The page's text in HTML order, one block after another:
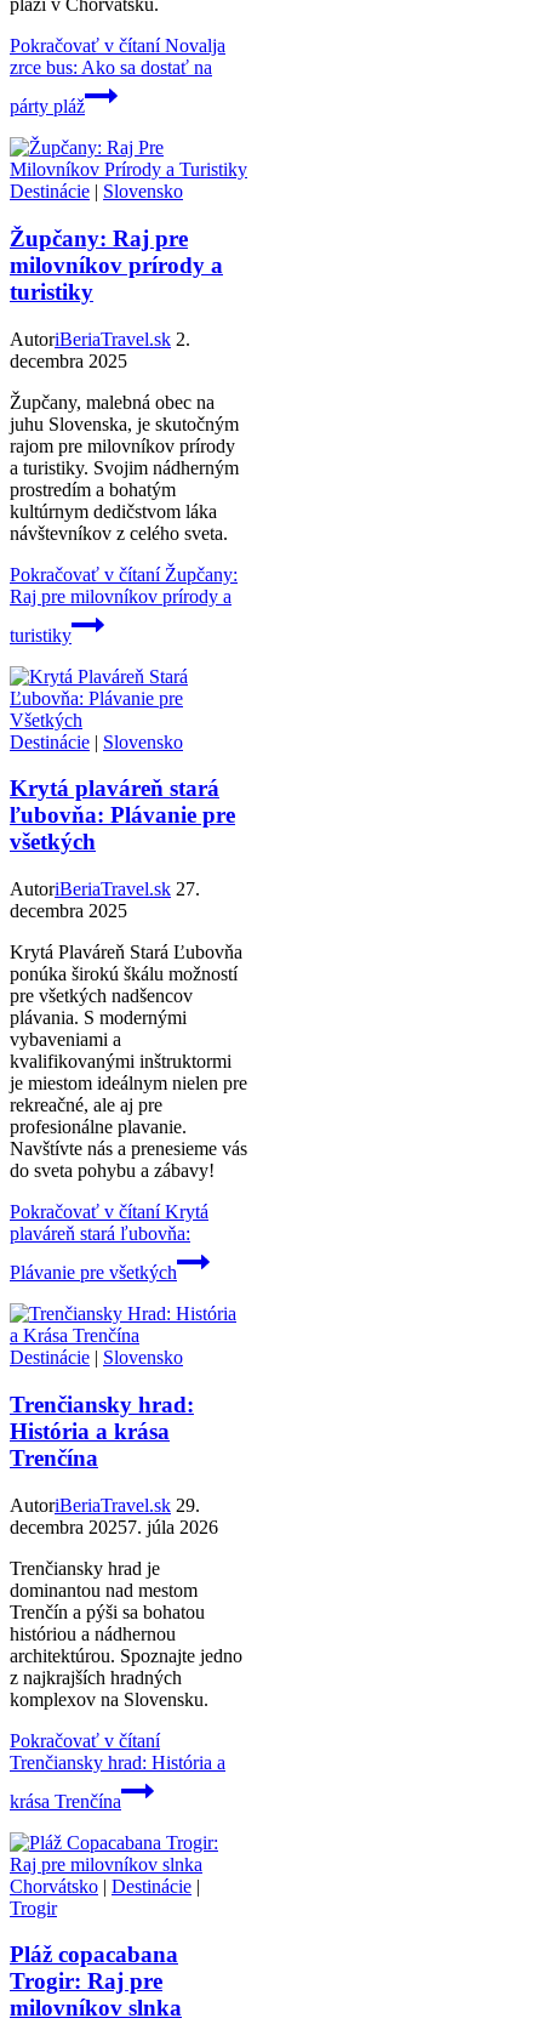
pláží v Chorvátsku.
Pokračovať v čítaníNovalja
zrce bus: Ako sa dostať na
párty pláž
Destinácie | Slovensko
Župčany: Raj pre
milovníkov prírody a
turistiky
AutoriBeriaTravel.sk 2.
decembra 2025
Župčany, malebná obec na
juhu Slovenska, je skutočným
rajom pre milovníkov prírody
a turistiky. Svojim nádherným
prostredím a bohatým
kultúrnym dedičstvom láka
návštevníkov z celého sveta.
Pokračovať v čítaníŽupčany:
Raj pre milovníkov prírody a
turistiky
Destinácie | Slovensko
Krytá plaváreň stará
ľubovňa: Plávanie pre
všetkých
AutoriBeriaTravel.sk 27.
decembra 2025
Krytá Plaváreň Stará Ľubovňa
ponúka širokú škálu možností
pre všetkých nadšencov
plávania. S modernými
vybaveniami a
kvalifikovanými inštruktormi
je miestom ideálnym nielen pre
rekreačné, ale aj pre
profesionálne plavanie.
Navštívte nás a prenesieme vás
do sveta pohybu a zábavy!
Pokračovať v čítaníKrytá
plaváreň stará ľubovňa:
Plávanie pre všetkých
Destinácie | Slovensko
Trenčiansky hrad:
História a krása
Trenčína
AutoriBeriaTravel.sk 29.
decembra 20257. júla 2026
Trenčiansky hrad je
dominantou nad mestom
Trenčín a pýši sa bohatou
históriou a nádhernou
architektúrou. Spoznajte jedno
z najkrajších hradných
komplexov na Slovensku.
Pokračovať v čítaní
Trenčiansky hrad: História a
krása Trenčína
Chorvátsko | Destinácie |
Trogir
Pláž copacabana
Trogir: Raj pre
milovníkov slnka